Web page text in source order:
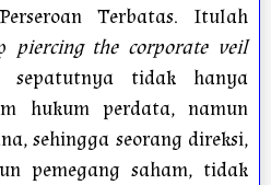
Terbatas. Itulah
piercing the corporate veil
sepatutnya tidak hanya
hukum perdata, namun
sehingga seorang direksi,
pemegang saham, tidak